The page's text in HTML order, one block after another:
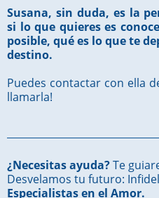
Susana, sin duda, es la
si lo que quieres es
posible, qué es lo que te
destino.
Puedes contactar con ella
llamarla!
¿Necesitas ayuda?Te
Desvelamos tu futuro:
Especialistas en el Amor.